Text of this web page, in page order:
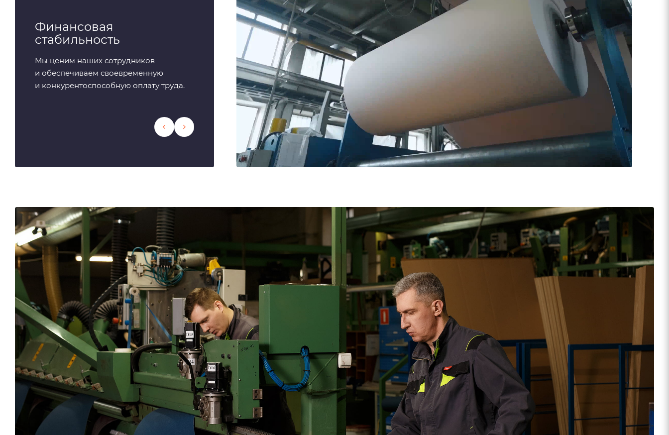
Финансовая
стабильность
Мы ценим наших сотрудников
и обеспечиваем своевременную
и конкурентоспособную оплату труда.
Социальные гарантии,
которые действительно
работают
Полный социальный пакет, включая
медицинскую поддержку.
Реальные возможности
для роста
Мы инвестируем в обучение персонала,
Современное
и безопасное
производство
Наши рабочие процессы соответствуют
высоким стандартам безопасности
и комфорта.